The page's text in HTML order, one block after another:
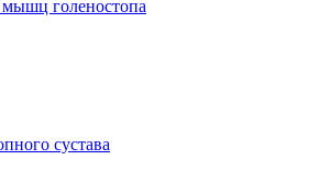
мышц голеностопа
сустава